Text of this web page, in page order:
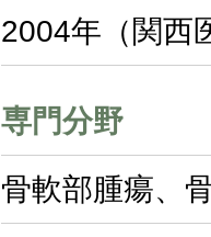
2004年（関西
専門分野
骨軟部腫瘍、